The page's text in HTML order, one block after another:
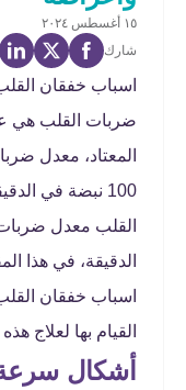
١٥ أغسطس ٢٠٢٤
شارك
اسباب خفقان
ضربات القلب هي
100 نبضة في
الدقيقة، في هذا
اسباب خفقان
القيام بها لعلاج
أشكال